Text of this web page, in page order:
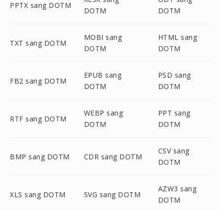
PPTX sang DOTM
DOTM
DOTM
TXT sang DOTM
MOBI sang
DOTM
HTML sang
DOTM
FB2 sang DOTM
EPUB sang
DOTM
PSD sang
DOTM
RTF sang DOTM
WEBP sang
DOTM
PPT sang
DOTM
BMP sang DOTM CDR sang DOTM
CSV sang
DOTM
XLS sang DOTM SVG sang DOTM
AZW3 sang
DOTM